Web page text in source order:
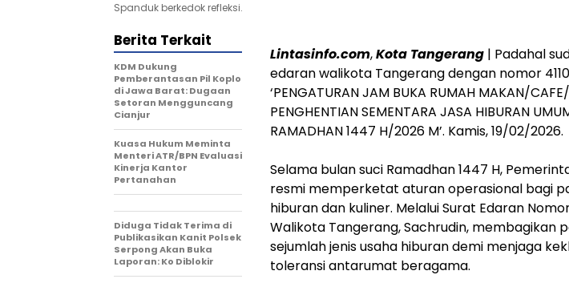
Spanduk berkedok refleksi.
Lintasinfo.com,Kota Tangerang | Padahal
edaran walikota Tangerang dengan nomor
‘PENGATURAN JAM BUKA RUMAH MAKAN/
PENGHENTIAN SEMENTARA JASA HIBURAN
RAMADHAN 1447 H/2026 M’. Kamis, 19/02/2026.
‎Selama bulan suci Ramadhan 1447 H,
resmi memperketat aturan operasional bagi
hiburan dan kuliner. Melalui Surat Edaran
Walikota Tangerang, Sachrudin, membagikan
sejumlah jenis usaha hiburan demi menjaga
toleransi antarumat beragama.
Berita Terkait
KDM Dukung
Pemberantasan Pil Koplo
di Jawa Barat: Dugaan
Setoran Mengguncang
Cianjur
Kuasa Hukum Meminta
Menteri ATR/BPN Evaluasi
Kinerja Kantor
Pertanahan
Diduga Tidak Terima di
Publikasikan Kanit Polsek
Serpong Akan Buka
Laporan: Ko Diblokir